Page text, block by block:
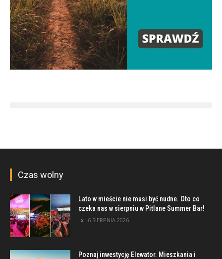
Czas wolny
Lato w mieście nie musi być nudne. Oto co
czeka nas w sierpniu w Pitlane Summer Bar!
6 SIERPNIA 2026
Poznaj inwestycję Elewator. Mieszkania i